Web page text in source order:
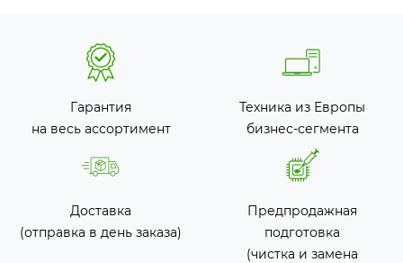
Гарантия
на весь ассортимент
Техника из Европы
бизнес-сегмента
Доставка
(отправка в день заказа)
Предпродажная
подготовка
(чистка и замена